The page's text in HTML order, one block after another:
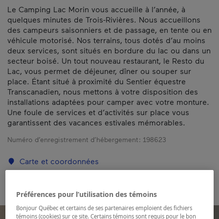
Le Camping Lac Morin vous accueille à l’année, à
quelques minutes de Trois-Rivières. Nous accueillons
des campeurs saisonniers et de passage, en tente ou en
véhicule motorisé. Nos terrains, tous dotés d’au moins
deux services, sont situés en bordure du lac ou dans un
secteur boisé. Un tout nouveau restaurant, le Resto du
Lac, vous permet de déjeuner, dîner ou souper sur
place. Étant situé à proximité du Sentier équestre
Transcanadien, nous mettons à votre disposition des
installations adaptées pour camper avec votre monture.
Une foule de services et d’activités sur place vous
garantissent des vacances estivales mémorables.
Numéro d’enregistrement d’hébergement : 198623
Carte et coordonnées
Préférences pour l’utilisation des témoins
Bonjour Québec et certains de ses partenaires emploient des fichiers
témoins (cookies) sur ce site. Certains témoins sont requis pour le bon